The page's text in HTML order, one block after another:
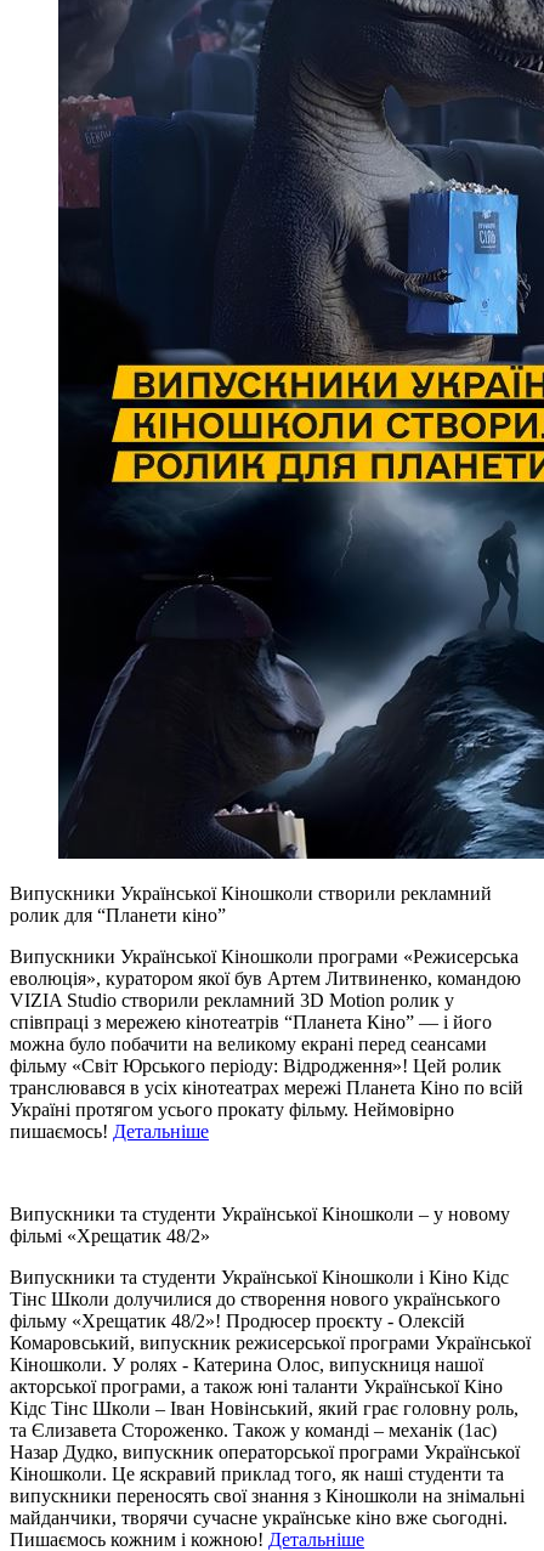
Випускники Української Кіношколи створили рекламний
ролик для “Планети кіно”
Випускники Української Кіношколи програми «Режисерська
еволюція», куратором якої був Артем Литвиненко, командою
VIZIA Studio створили рекламний 3D Motion ролик у
співпраці з мережею кінотеатрів “Планета Кіно” — і його
можна було побачити на великому екрані перед сеансами
фільму «Світ Юрського періоду: Відродження»! Цей ролик
транслювався в усіх кінотеатрах мережі Планета Кіно по всій
Україні протягом усього прокату фільму. Неймовірно
пишаємось! Детальніше
Випускники та студенти Української Кіношколи – у новому
фільмі «Хрещатик 48/2»
Випускники та студенти Української Кіношколи і Кіно Кідс
Тінс Школи долучилися до створення нового українського
фільму «Хрещатик 48/2»! Продюсер проєкту - Олексій
Комаровський, випускник режисерської програми Української
Кіношколи. У ролях - Катерина Олос, випускниця нашої
акторської програми, а також юні таланти Української Кіно
Кідс Тінс Школи – Іван Новінський, який грає головну роль,
та Єлизавета Стороженко. Також у команді – механік (1ac)
Назар Дудко, випускник операторської програми Української
Кіношколи. Це яскравий приклад того, як наші студенти та
випускники переносять свої знання з Кіношколи на знімальні
майданчики, творячи сучасне українське кіно вже сьогодні.
Пишаємось кожним і кожною! Детальніше